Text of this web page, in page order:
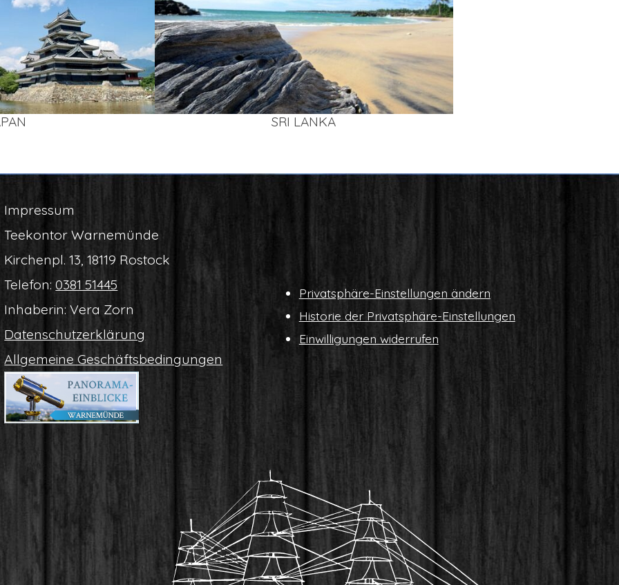
SRI LAN­KA
Impres­sum
Tee­kon­tor Warnemünde
Kir­chen­pl. 13, 18119 Rostock
Tele­fon:0381 51445
Inha­be­rin: Vera Zorn
Daten­schutz­er­klä­rung
All­ge­mei­ne Geschäftsbedingungen
Pri­vat­sphä­re-Ein­stel­lun­gen ändern
His­to­rie der Privatsphäre-Einstellungen
Ein­wil­li­gun­gen widerrufen